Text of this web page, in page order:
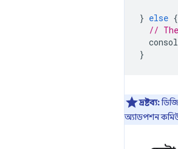
} else {
//
}
দ্রষ্টব্য:
অ্যাডপশন